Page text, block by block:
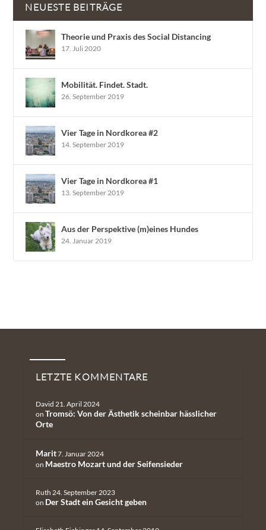
NEUESTE BEITRÄGE
Theorie und Praxis des Social Distancing
17. Juli 2020
Mobilität. Findet. Stadt.
26. September 2019
Vier Tage in Nordkorea #2
14. September 2019
Vier Tage in Nordkorea #1
13. September 2019
Aus der Perspektive (m)eines Hundes
24. Januar 2019
Neueste Kommentare
LETZTE KOMMENTARE
David 21. April 2024
on Tromsö: Von der Ästhetik scheinbar hässlicher
Orte
Marit7. Januar 2024
on Maestro Mozart und der Seifensieder
Ruth 24. September 2023
on Der Stadt ein Gesicht geben